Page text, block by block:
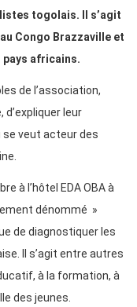
togolais. Il s’agit
Congo Brazzaville et
pays africains.
de l’association,
leur
se veut acteur des
à l’hôtel EDA OBA à
dénommé »
de diagnostiquer les
Il s’agit entre autres
à la formation, à
des jeunes.